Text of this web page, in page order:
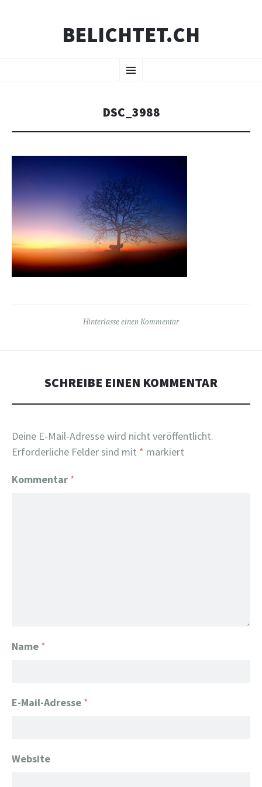
BELICHTET.CH
Menü
INHALT
DSC_3988
Hinterlasse einen Kommentar
SCHREIBE EINEN KOMMENTAR
Deine E-Mail-Adresse wird nicht veröffentlicht.
Erforderliche Felder sind mit * markiert
Kommentar *
Name *
E-Mail-Adresse *
Website